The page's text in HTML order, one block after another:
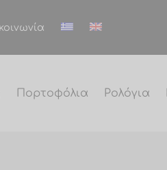
Πορτοφόλια Ρολόγια